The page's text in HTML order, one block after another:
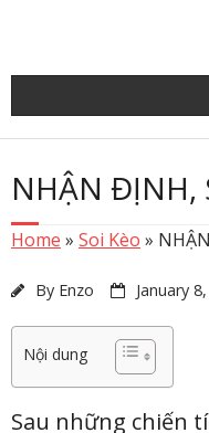
content
NHẬN ĐỊNH,
Home » Soi Kèo »
By Enzo January
Nội dung
Sau những chiến